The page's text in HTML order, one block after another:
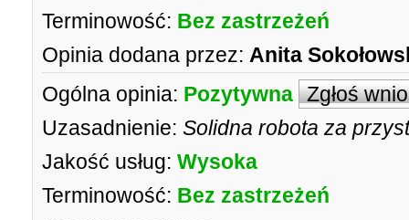
Terminowość: Bez zastrzeżeń
Opinia dodana przez: Anita
Ogólna opinia: Pozytywna Zgłoś
Uzasadnienie: Solidna robota za
Jakość usług: Wysoka
Terminowość: Bez zastrzeżeń